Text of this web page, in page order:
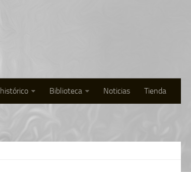
Biblioteca Noticias Tienda